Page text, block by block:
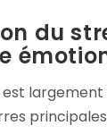
du